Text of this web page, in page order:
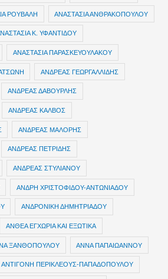
ΡΟΥΒΑΛΗ ΑΝΑΣΤΑΣΙΑ ΑΝΘΡΑΚΟΠΟΥΛΟΥ
Κ. ΥΦΑΝΤΙΔΟΥ
ΑΝΑΣΤΑΣΙΑ ΠΑΡΑΣΚΕΥΟΥΛΑΚΟΥ
ΑΝΔΡΕΑΣ ΓΕΩΡΓΑΛΛΙΔΗΣ
ΑΝΔΡΕΑΣ ΔΑΒΟΥΡΛΗΣ
ΑΝΔΡΕΑΣ ΚΑΛΒΟΣ
ΑΝΔΡΕΑΣ ΜΑΛΟΡΗΣ
ΑΝΔΡΕΑΣ ΠΕΤΡΙΔΗΣ
ΑΝΔΡΕΑΣ ΣΤΥΛΙΑΝΟΥ
ΑΝΔΡΗ ΧΡΙΣΤΟΦΙΔΟΥ-ΑΝΤΩΝΙΑΔΟΥ
ΑΝΔΡΟΝΙΚΗ ΔΗΜΗΤΡΙΑΔΟΥ
ΑΝΘΕΑ ΕΓΧΩΡΙΑ ΚΑΙ ΕΞΩΤΙΚΑ
ΞΑΝΘΟΠΟΥΛΟΥ ΑΝΝΑ ΠΑΠΑΙΩΑΝΝΟΥ
ΑΝΤΙΓΟΝΗ ΠΕΡΙΚΛΕΟΥΣ-ΠΑΠΑΔΟΠΟΥΛΟΥ